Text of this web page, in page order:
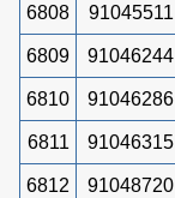
6808 91045511
6809 91046244
6810 91046286
6811 91046315
6812 91048720